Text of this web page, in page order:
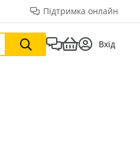
Підтримка онлайн
Вхід